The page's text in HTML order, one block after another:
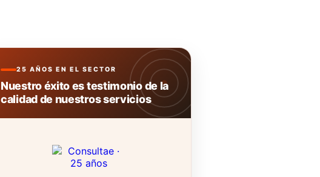
25 AÑOS EN EL SECTOR
Nuestro éxito es testimonio de la
calidad de nuestros servicios